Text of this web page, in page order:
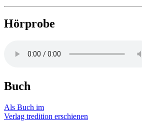
Hörprobe
Buch
Als Buch im
Verlag tredition erschienen